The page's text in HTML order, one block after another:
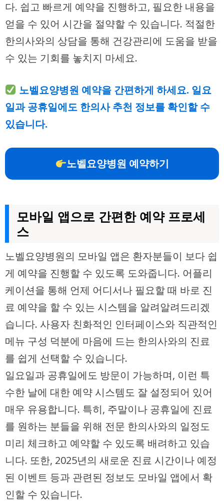
다. 쉽고 빠르게 예약을 진행하고, 필요한 내용을
얻을 수 있어 시간을 절약할 수 있습니다. 적절한
한의사와의 상담을 통해 건강관리에 도움을 받을
수 있는 기회를 놓치지 마세요.
노벨요양병원 예약을 간편하게 하세요. 일요
일과 공휴일에도 한의사 추천 정보를 확인할 수
있습니다.
노벨요양병원 예약하기
모바일 앱으로 간편한 예약 프로세
스
노벨요양병원의 모바일 앱은 환자분들이 보다 쉽
게 예약을 진행할 수 있도록 도와줍니다. 어플리
케이션을 통해 언제 어디서나 필요할 때 바로 진
료 예약을 할 수 있는 시스템을 알려알려드리겠
습니다. 사용자 친화적인 인터페이스와 직관적인
메뉴 구성 덕분에 마음에 드는 한의사와의 진료
를 쉽게 선택할 수 있습니다.
일요일과 공휴일에도 방문이 가능하며, 이런 특
수한 날에 대한 예약 시스템도 잘 설정되어 있어
매우 유용합니다. 특히, 주말이나 공휴일에 진료
를 원하는 분들을 위해 전문 한의사와의 일정도
미리 체크하고 예약할 수 있도록 배려하고 있습
니다. 또한, 2025년의 새로운 진료 시간이나 예정
된 이벤트 등과 관련된 정보도 모바일 앱에서 확
인할 수 있습니다.